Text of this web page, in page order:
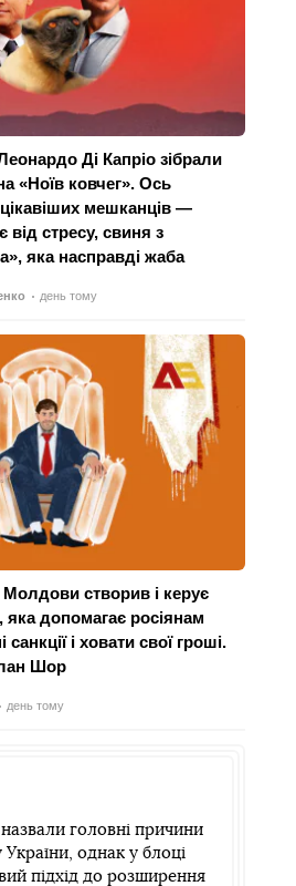
Ді Капріо зібрали
«Ноїв ковчег». Ось
мешканців —
від стресу, свиня з
яка насправді жаба
день тому
створив і керує
яка допомагає росіянам
санкції і ховати свої гроші.
Шор
день тому
головні причини
однак у блоці
підхід до розширення